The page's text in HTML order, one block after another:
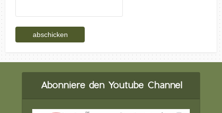
Abonniere den Youtube Channel